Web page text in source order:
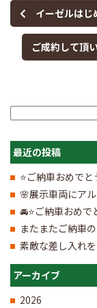
イーゼルはじ
ご成約して頂
最近の投稿
⭐ご納車おめで
🌸展示車両にア
🚘⭐ご納車おめで
またまたご納車
素敵な差し入れ
アーカイブ
2026